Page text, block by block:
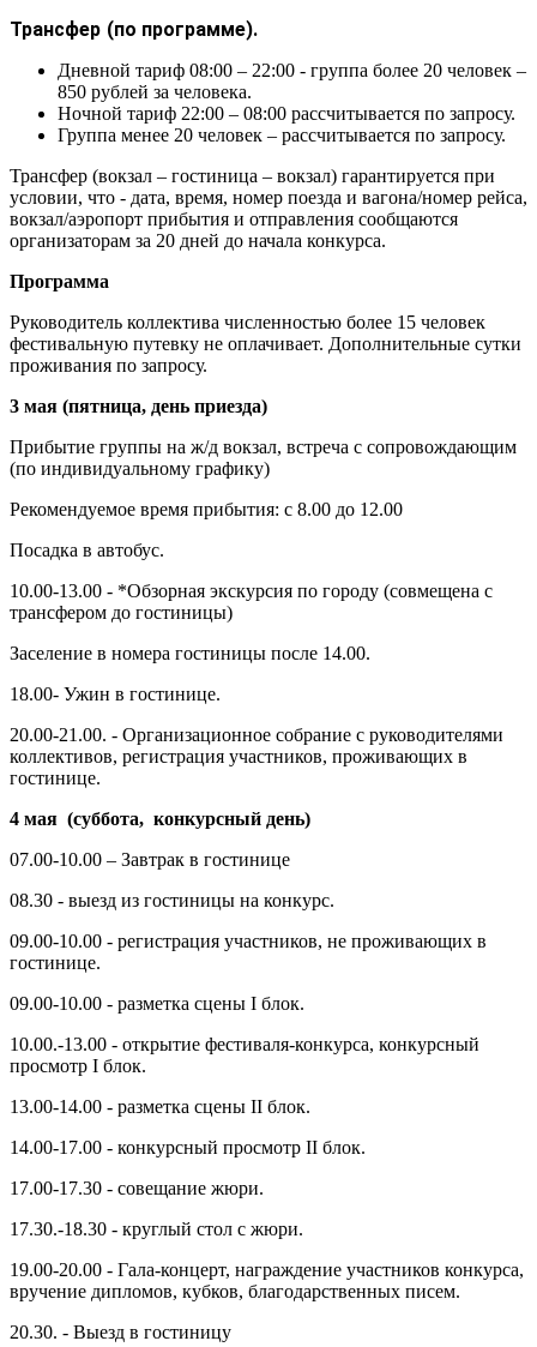
Трансфер (по программе).
Дневной тариф 08:00 – 22:00 - группа более 20 человек –
850 рублей за человека.
Ночной тариф 22:00 – 08:00 рассчитывается по запросу.
Группа менее 20 человек – рассчитывается по запросу.
Трансфер (вокзал – гостиница – вокзал) гарантируется при
условии, что - дата, время, номер поезда и вагона/номер рейса,
вокзал/аэропорт прибытия и отправления сообщаются
организаторам за 20 дней до начала конкурса.
Программа
Руководитель коллектива численностью более 15 человек
фестивальную путевку не оплачивает. Дополнительные сутки
проживания по запросу.
3 мая (пятница, день приезда)
Прибытие группы на ж/д вокзал, встреча с сопровождающим
(по индивидуальному графику)
Рекомендуемое время прибытия: с 8.00 до 12.00
Посадка в автобус.
10.00-13.00 - *Обзорная экскурсия по городу (совмещена с
трансфером до гостиницы)
Заселение в номера гостиницы после 14.00.
18.00- Ужин в гостинице.
20.00-21.00. - Организационное собрание с руководителями
коллективов, регистрация участников, проживающих в
гостинице.
4 мая (суббота, конкурсный день)
07.00-10.00 – Завтрак в гостинице
08.30 - выезд из гостиницы на конкурс.
09.00-10.00 - регистрация участников, не проживающих в
гостинице.
09.00-10.00 - разметка сцены I блок.
10.00.-13.00 - открытие фестиваля-конкурса, конкурсный
просмотр I блок.
13.00-14.00 - разметка сцены II блок.
14.00-17.00 - конкурсный просмотр II блок.
17.00-17.30 - совещание жюри.
17.30.-18.30 - круглый стол с жюри.
19.00-20.00 - Гала-концерт, награждение участников конкурса,
вручение дипломов, кубков, благодарственных писем.
20.30. - Выезд в гостиницу